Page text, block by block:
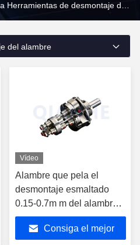
del alambre
Vídeo
Alambre que pela el
desmontaje esmaltado
0.15-0.7m m del alambre
del diámetro de Deivice
PPKSSConsiga el mejor